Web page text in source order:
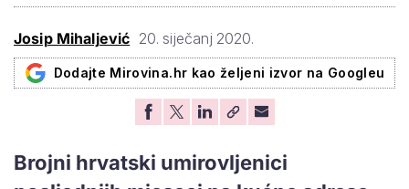
Josip Mihaljević 20. siječanj 2020.
Dodajte Mirovina.hr kao željeni izvor na Googleu
Brojni hrvatski umirovljenici